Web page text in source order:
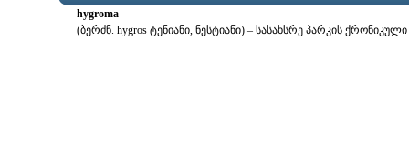
hygroma
(ბერძნ. hygros ტენიანი, ნესტიანი) – სასახსრე პარკის